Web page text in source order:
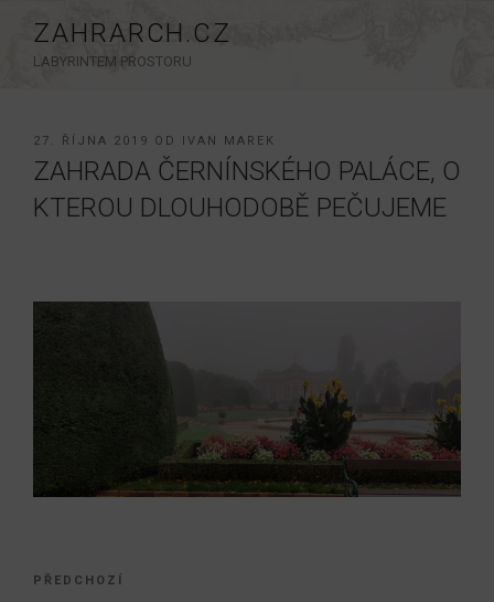
obsahu
ZAHRARCH.CZ
LABYRINTEM PROSTORU
PUBLIKOVÁNO
27. ŘÍJNA 2019 OD IVAN MAREK
ZAHRADA ČERNÍNSKÉHO PALÁCE, O
KTEROU DLOUHODOBĚ PEČUJEME
Navigace
Předchozí
PŘEDCHOZÍ